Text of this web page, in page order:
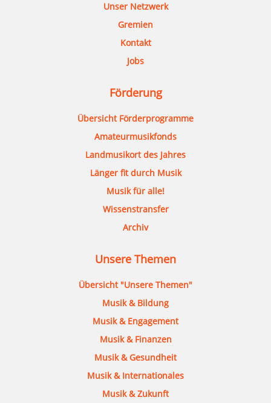
Unser Netzwerk
Gremien
Kontakt
Jobs
Förderung
Übersicht Förderprogramme
Amateurmusikfonds
Landmusikort des Jahres
Länger fit durch Musik
Musik für alle!
Wissenstransfer
Archiv
Unsere Themen
Übersicht "Unsere Themen"
Musik & Bildung
Musik & Engagement
Musik & Finanzen
Musik & Gesundheit
Musik & Internationales
Musik & Zukunft